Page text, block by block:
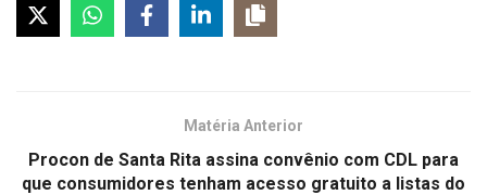
Matéria Anterior
Procon de Santa Rita assina convênio com CDL para
que consumidores tenham acesso gratuito a listas do